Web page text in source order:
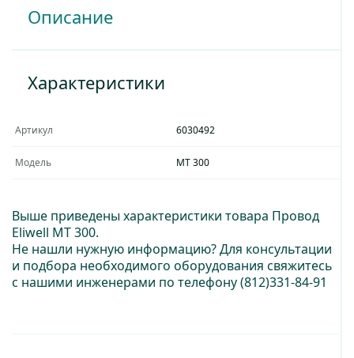
Описание
3м
Характеристики
Артикул 6030492
Модель МТ 300
Выше приведены характеристики товара Провод
Eliwell МТ 300.
Не нашли нужную информацию? Для консультации
и подбора необходимого оборудования свяжитесь
с нашими инженерами по телефону(812)331-84-91